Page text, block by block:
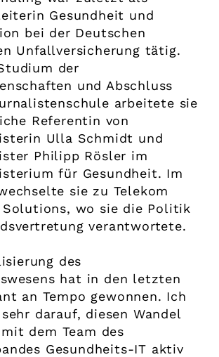
Gesundheit und
bei der Deutschen
Unfallversicherung tätig.
der
und Abschluss
arbeitete sie
Referentin von
Ulla Schmidt und
Philipp Rösler im
für Gesundheit. Im
sie zu Telekom
Solutions, wo sie die Politik
verantwortete.
des
hat in den letzten
an Tempo gewonnen. Ich
darauf, diesen Wandel
dem Team des
Gesundheits-IT aktiv